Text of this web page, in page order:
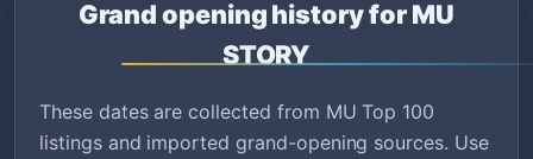
Grand opening history for MU
STORY
These dates are collected from MU Top 100
listings and imported grand-opening sources. Use